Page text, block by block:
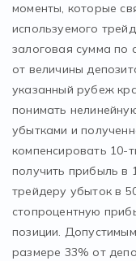
моменты, которые
используемого
залоговая сумма по
от величины
указанный рубеж
понимать
убытками и
компенсировать 10-
получить прибыль в
трейдеру убыток в
стопроцентную
позиции.
размере 33% от